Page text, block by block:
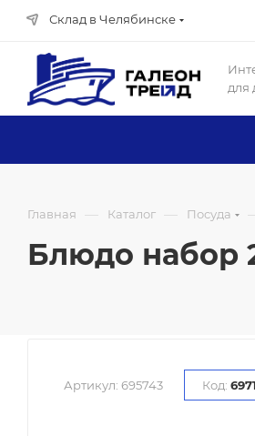
Склад в Челябинске
для
Главная — Каталог — Посуда
Блюдо набор
Артикул: 695743 Код: